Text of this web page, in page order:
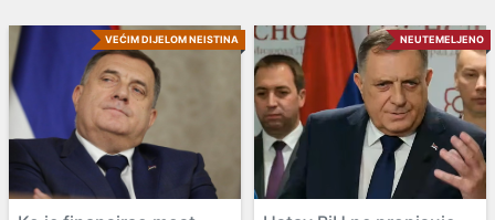
VEĆIM DIJELOM NEISTINA NEUTEMELJENO